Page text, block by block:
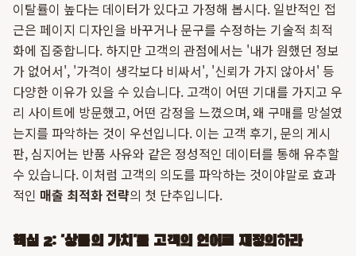
이탈률이 높다는 데이터가 있다고 가정해 봅시다. 일반적인 접
근은 페이지 디자인을 바꾸거나 문구를 수정하는 기술적 최적
화에 집중합니다. 하지만 고객의 관점에서는 '내가 원했던 정보
가 없어서', '가격이 생각보다 비싸서', '신뢰가 가지 않아서' 등
다양한 이유가 있을 수 있습니다. 고객이 어떤 기대를 가지고 우
리 사이트에 방문했고, 어떤 감정을 느꼈으며, 왜 구매를 망설였
는지를 파악하는 것이 우선입니다. 이는 고객 후기, 문의 게시
판, 심지어는 반품 사유와 같은 정성적인 데이터를 통해 유추할
수 있습니다. 이처럼 고객의 의도를 파악하는 것이야말로 효과
적인 매출 최적화 전략의 첫 단추입니다.
핵심 2: '상품의 가치'를 고객의 언어로 재정의하라